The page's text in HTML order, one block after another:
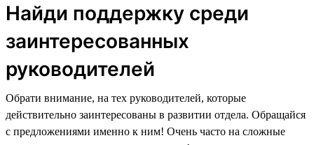
Найди поддержку среди
заинтересованных
руководителей
Обрати внимание, на тех руководителей, которые
действительно заинтересованы в развитии отдела. Обращайся
с предложениями именно к ним! Очень часто на сложные